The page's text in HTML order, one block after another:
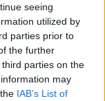
seeing
utilized by
parties prior to
the further
parties on the
may
IAB’s List of